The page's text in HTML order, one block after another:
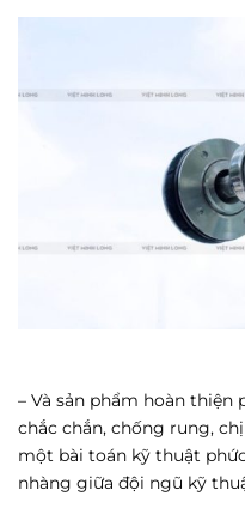
– Và sản phẩm hoàn thiện
chắc chắn, chống rung,
một bài toán kỹ thuật
nhàng giữa đội ngũ kỹ